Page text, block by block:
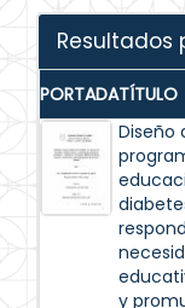
Resultados
PORTADATÍTULO
Diseño
y